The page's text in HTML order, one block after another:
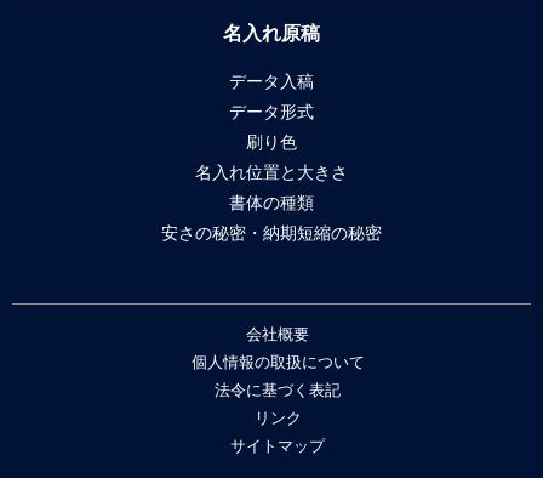
名入れ原稿
データ入稿
データ形式
刷り色
名入れ位置と大きさ
書体の種類
安さの秘密・納期短縮の秘密
会社概要
個人情報の取扱について
法令に基づく表記
リンク
サイトマップ